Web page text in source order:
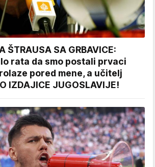
ŠTRAUSA SA GRBAVICE:
rata da smo postali prvaci
pored mene, a učitelj
IZDAJICE JUGOSLAVIJE!